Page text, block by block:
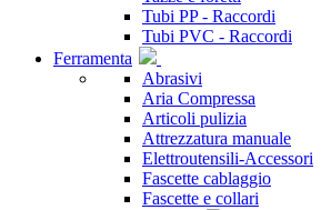
Tubi PP - Raccordi
Tubi PVC - Raccordi
Ferramenta
Abrasivi
Aria Compressa
Articoli pulizia
Attrezzatura manuale
Elettroutensili-Accessori
Fascette cablaggio
Fascette e collari